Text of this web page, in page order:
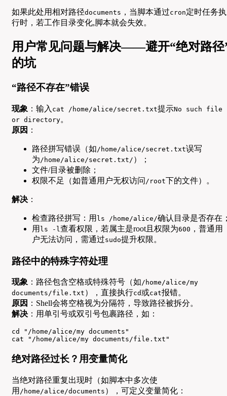
如果此处用相对路径documents ，当脚本通过cron定时任务执
行时，若工作目录变化,脚本就会失效。
用户常见问题与解决——避开“绝对路径
的坑
“路径不存在”错误
现象 ：输入 cat /home/alice/secret.txt提示No such file
or directory。
原因 ：
路径拼写错误（如/home/alice/secret.txt误写
为/home/alice/secret.txt/ ）；
文件/目录被删除；
权限不足（如普通用户无权访问 /root下的文件）。
解决 ：
检查路径拼写：用 ls /home/alice/确认目录是否存在
用 ls -l查看权限，若属主是root且权限为600 ，普通用
户无法访问，需通过sudo提升权限。
路径中的特殊字符处理
现象 ：路径包含空格或特殊符号（如/home/alice/my
documents/file.txt ），直接执行cd或cat报错。
原因 ：Shell会将空格视为分隔符，导致路径被拆分。
解决 ：用单引号或双引号包裹路径，如：
cd "/home/alice/my documents"
cat "/home/alice/my documents/file.txt"
绝对路径过长？用变量简化
当绝对路径重复出现时（如脚本中多次使
用 /home/alice/documents ），可定义变量简化：